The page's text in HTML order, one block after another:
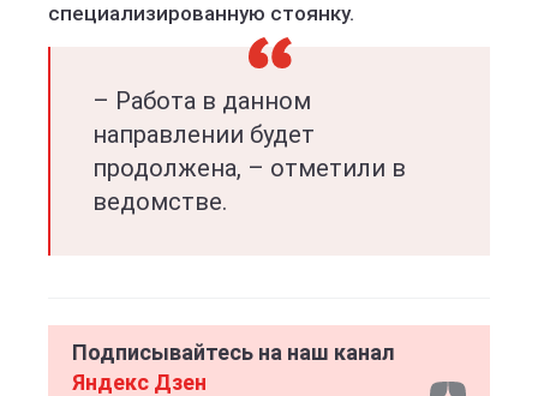
специализированную стоянку.
– Работа в данном
направлении будет
продолжена, – отметили в
ведомстве.
Подписывайтесь на наш канал
Яндекс Дзен